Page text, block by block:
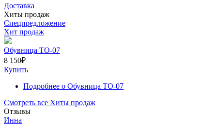
Доставка
Хиты продаж
Спецпредложение
Хит продаж
Обувница ТО-07
8 150₽
Купить
Подробнее о Обувница ТО-07
Смотреть все Хиты продаж
Отзывы
Инна